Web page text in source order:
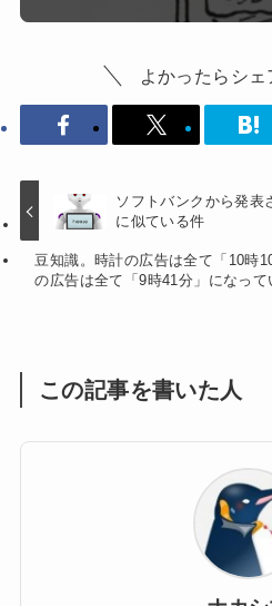
よかったらシェ
ソフトバンクから発表
に似ている件
豆知識。時計の広告は全て「10時
の広告は全て「9時41分」になって
この記事を書いた人